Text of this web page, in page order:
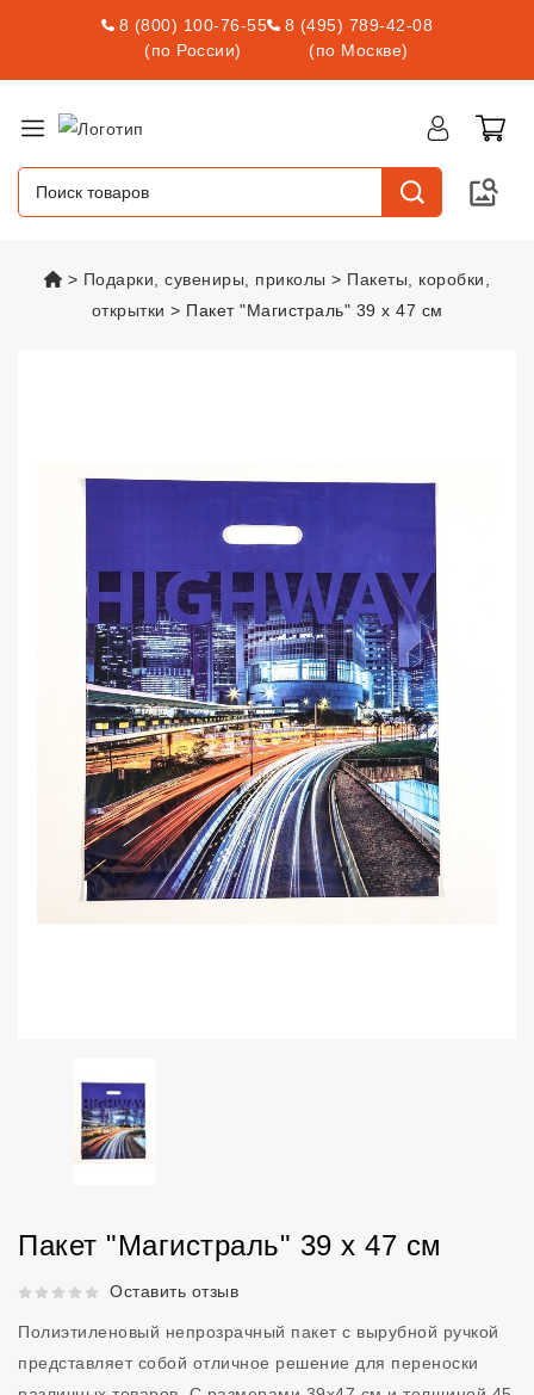
8 (800) 100-76-55
(по России)
8 (495) 789-42-08
(по Москве)
vsexshop.ru
Подарки, сувениры, приколы
Пакеты, коробки,
открытки
Пакет "Магистраль" 39 х 47 см
Пакет "Магистраль" 39 х 47 см
Рейтинг 5 из 5.Оставить отзыв
Полиэтиленовый непрозрачный пакет с вырубной ручкой
представляет собой отличное решение для переноски